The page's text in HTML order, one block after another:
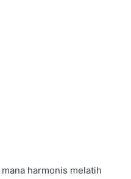
harmonis melatih